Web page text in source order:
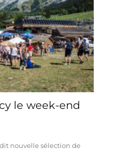
le week-end
nouvelle sélection de